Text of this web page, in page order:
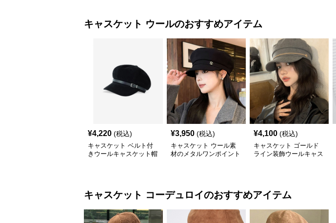
キャスケット ウールのおすすめアイテム
¥4,220 (税込)
キャスケット ベルト付
きウールキャスケット帽
¥3,950 (税込)
キャスケット ウール素
材のメタルワンポイント
¥4,100 (税込)
キャスケット ゴールド
ライン装飾ウールキャス
キャスケット コーデュロイのおすすめアイテム